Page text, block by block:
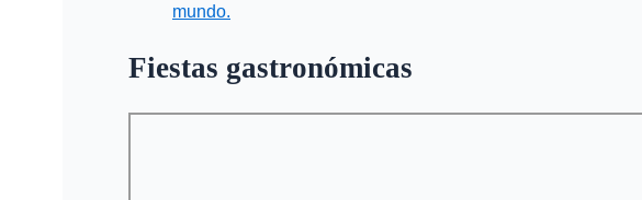
mundo.
Fiestas gastronómicas